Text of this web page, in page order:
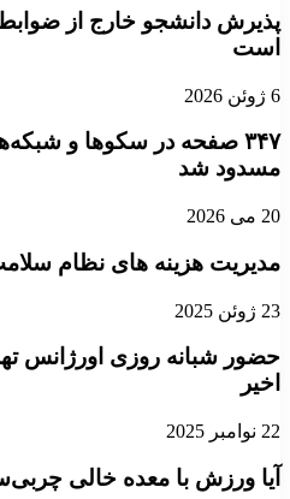
پذیرش دانشجو خارج از
است
6 ژوئن 2026
۳۴۷ صفحه در سکوها و
مسدود شد
20 می 2026
مدیریت هزینه های نظام
23 ژوئن 2025
حضور شبانه روزی اورژانس
اخیر
22 نوامبر 2025
آیا ورزش با معده خالی